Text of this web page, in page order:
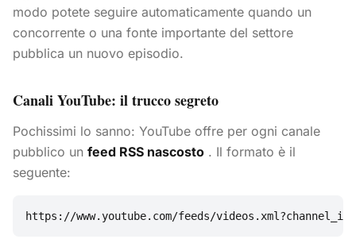
modo potete seguire automaticamente quando un
concorrente o una fonte importante del settore
pubblica un nuovo episodio.
Canali YouTube: il trucco segreto
Pochissimi lo sanno: YouTube offre per ogni canale
pubblico un feed RSS nascosto . Il formato è il
seguente:
https://www.youtube.com/feeds/